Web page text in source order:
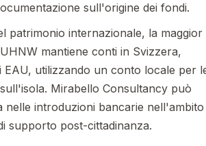
sull'origine dei fondi.
patrimonio internazionale, la maggior
mantiene conti in Svizzera,
EAU, utilizzando un conto locale per
Mirabello Consultancy può
nelle introduzioni bancarie nell'ambito
supporto post-cittadinanza.